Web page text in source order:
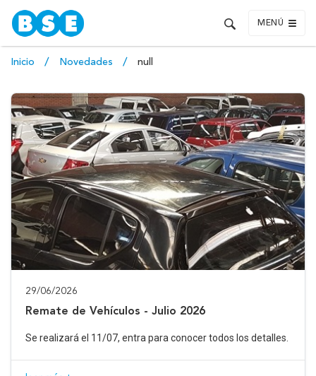
MENÚ
Inicio Novedades null
29/06/2026
Remate de Vehículos - Julio 2026
Se realizará el 11/07, entra para conocer todos los detalles.